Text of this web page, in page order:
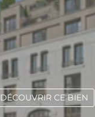
DÉCOUVRIR CE BIEN